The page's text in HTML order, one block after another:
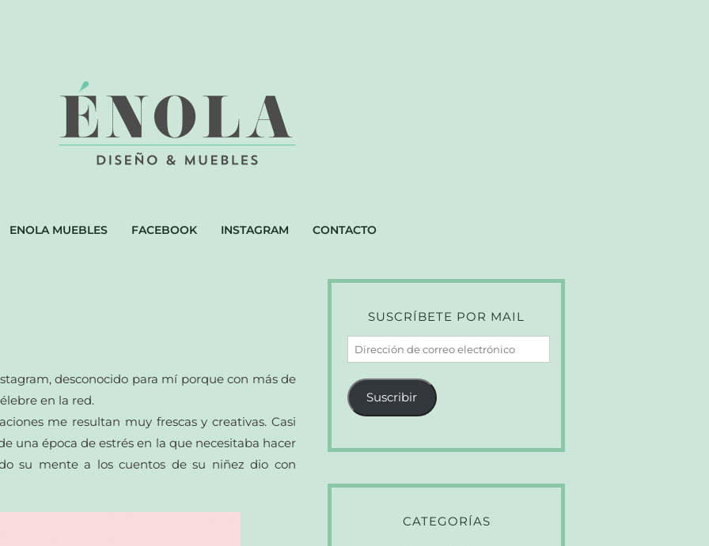
ENOLA MUEBLES FACEBOOK INSTAGRAM CONTACTO
desconocido para mí porque con más de
en la red.
me resultan muy frescas y creativas. Casi
una época de estrés en la que necesitaba hacer
su mente a los cuentos de su niñez dio con
SUSCRÍBETE POR MAIL
Dirección
de
correo
electrónico
Suscribir
CATEGORÍAS